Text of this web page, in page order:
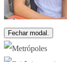
Fechar modal.